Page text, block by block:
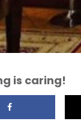
is caring!